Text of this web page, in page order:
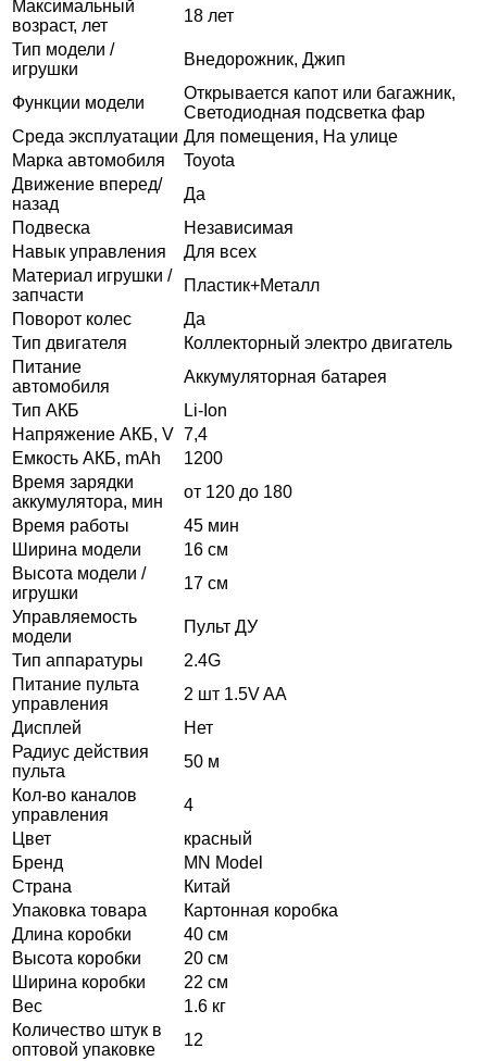
Максимальный
возраст, лет
18 лет
Тип модели /
игрушки
Внедорожник, Джип
Функции модели
Открывается капот или багажник,
Светодиодная подсветка фар
Среда эксплуатации Для помещения, На улице
Марка автомобиля
Toyota
Движение вперед/
назад
Да
Подвеска
Независимая
Навык управления
Для всех
Материал игрушки /
запчасти
Пластик+Металл
Поворот колес
Да
Тип двигателя
Коллекторный электро двигатель
Питание
автомобиля
Аккумуляторная батарея
Тип АКБ
Li-Ion
Напряжение АКБ, V 7,4
Емкость АКБ, mAh
1200
Время зарядки
аккумулятора, мин
от 120 до 180
Время работы
45 мин
Ширина модели
16 см
Высота модели /
игрушки
17 см
Управляемость
модели
Пульт ДУ
Тип аппаратуры
2.4G
Питание пульта
управления
2 шт 1.5V AA
Дисплей
Нет
Радиус действия
пульта
50 м
Кол-во каналов
управления
4
Цвет
красный
Бренд
MN Model
Страна
Китай
Упаковка товара
Картонная коробка
Длина коробки
40 см
Высота коробки
20 см
Ширина коробки
22 см
Вес
1.6 кг
Количество штук в
оптовой упаковке
12